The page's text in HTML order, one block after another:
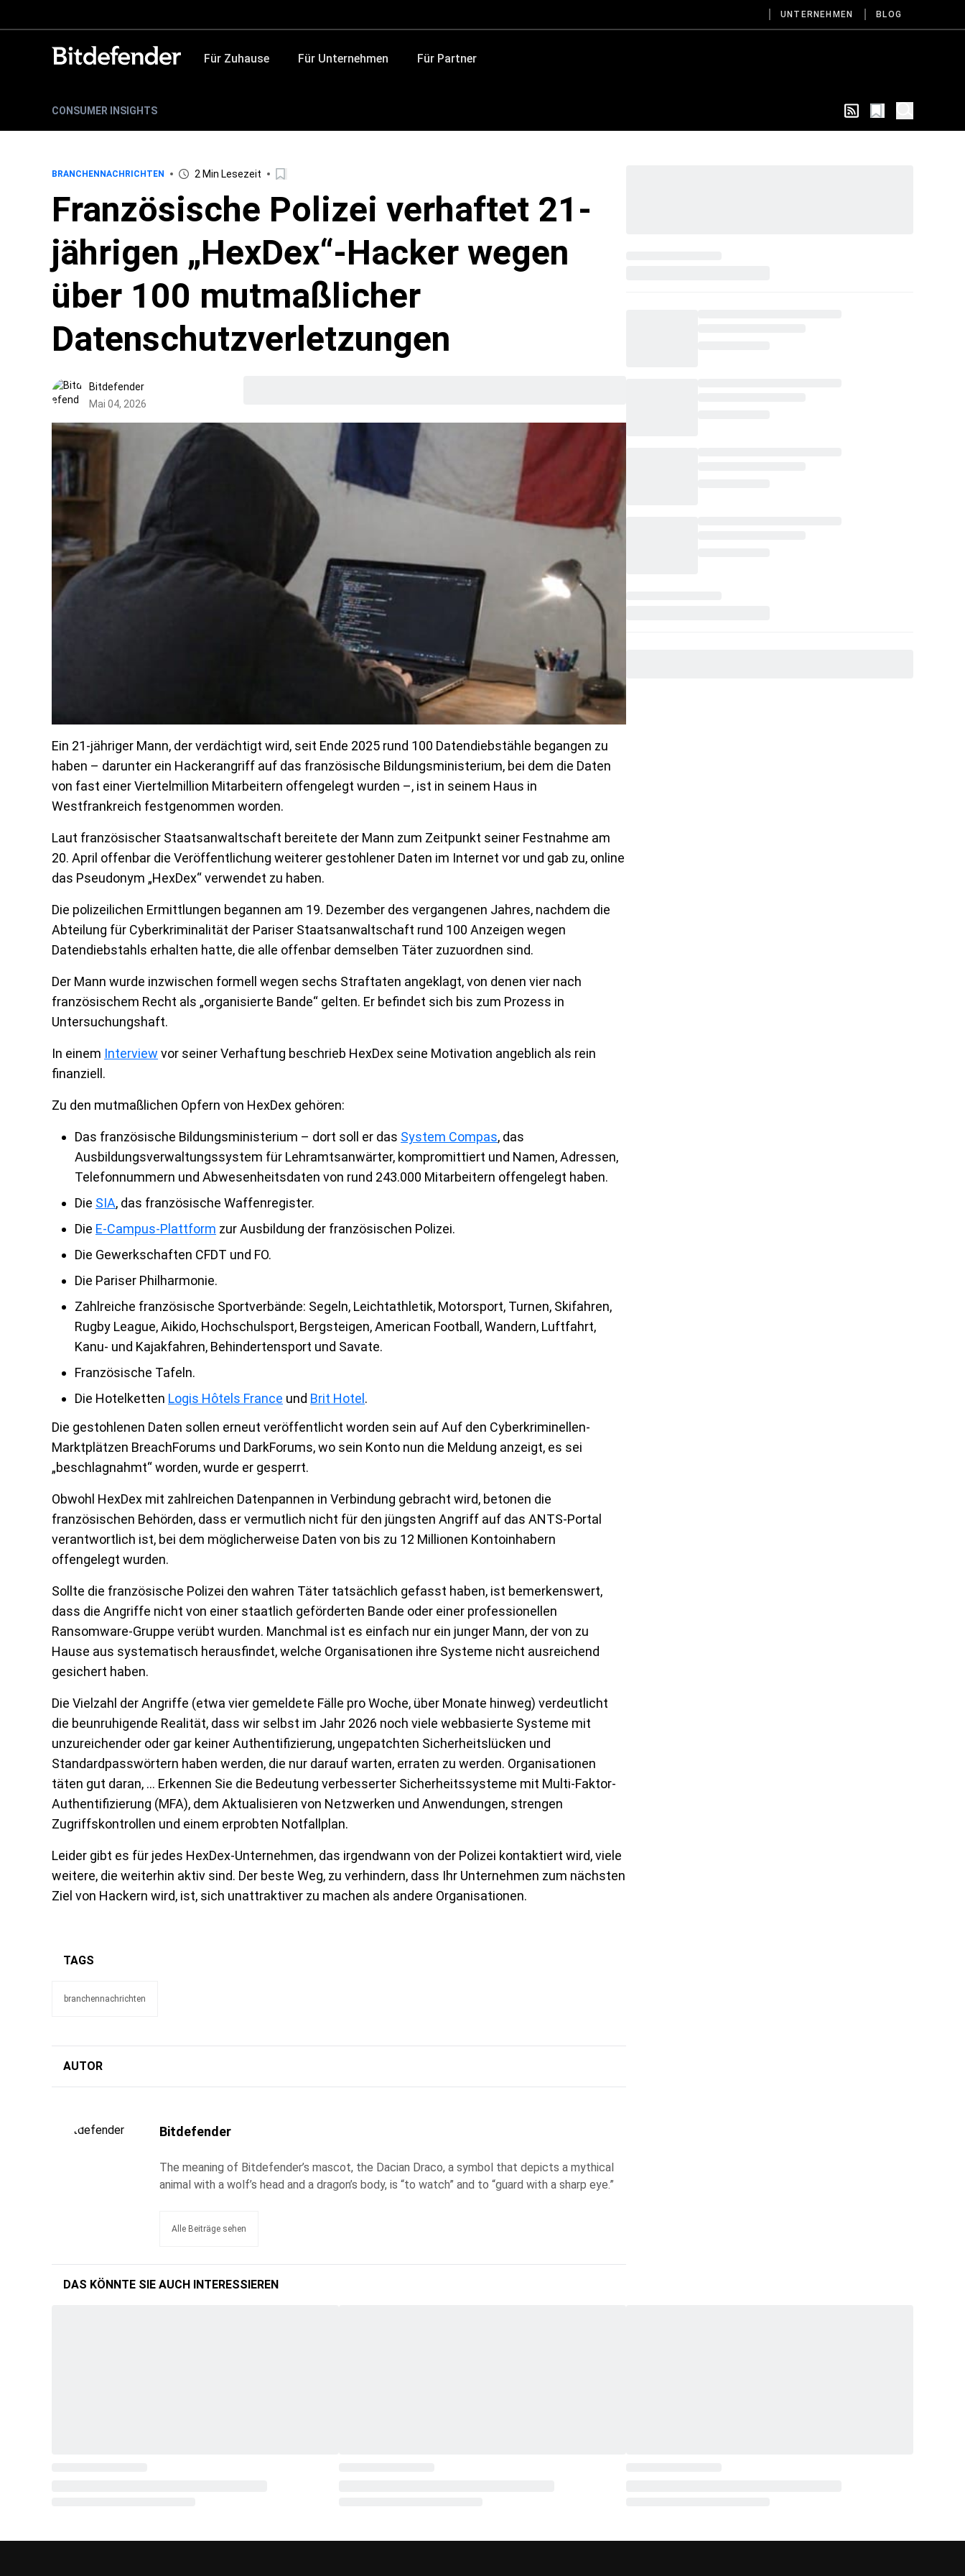
UNTERNEHMEN BLOG
Für Zuhause Für Unternehmen Für Partner
CONSUMER INSIGHTS
BRANCHENNACHRICHTEN 2 Min Lesezeit
Französische Polizei verhaftet 21-
jährigen „HexDex“-Hacker wegen
über 100 mutmaßlicher
Datenschutzverletzungen
Bitdefender
Mai 04, 2026
Ein 21-jähriger Mann, der verdächtigt wird, seit Ende 2025 rund 100 Datendiebstähle begangen zu
haben – darunter ein Hackerangriff auf das französische Bildungsministerium, bei dem die Daten
von fast einer Viertelmillion Mitarbeitern offengelegt wurden –, ist in seinem Haus in
Westfrankreich festgenommen worden.
Laut französischer Staatsanwaltschaft bereitete der Mann zum Zeitpunkt seiner Festnahme am
20. April offenbar die Veröffentlichung weiterer gestohlener Daten im Internet vor und gab zu, online
das Pseudonym „HexDex“ verwendet zu haben.
Die polizeilichen Ermittlungen begannen am 19. Dezember des vergangenen Jahres, nachdem die
Abteilung für Cyberkriminalität der Pariser Staatsanwaltschaft rund 100 Anzeigen wegen
Datendiebstahls erhalten hatte, die alle offenbar demselben Täter zuzuordnen sind.
Der Mann wurde inzwischen formell wegen sechs Straftaten angeklagt, von denen vier nach
französischem Recht als „organisierte Bande“ gelten. Er befindet sich bis zum Prozess in
Untersuchungshaft.
In einem Interview vor seiner Verhaftung beschrieb HexDex seine Motivation angeblich als rein
finanziell.
Zu den mutmaßlichen Opfern von HexDex gehören:
Das französische Bildungsministerium – dort soll er das System Compas, das
Ausbildungsverwaltungssystem für Lehramtsanwärter, kompromittiert und Namen, Adressen,
Telefonnummern und Abwesenheitsdaten von rund 243.000 Mitarbeitern offengelegt haben.
Die SIA, das französische Waffenregister.
Die E-Campus-Plattform zur Ausbildung der französischen Polizei.
Die Gewerkschaften CFDT und FO.
Die Pariser Philharmonie.
Zahlreiche französische Sportverbände: Segeln, Leichtathletik, Motorsport, Turnen, Skifahren,
Rugby League, Aikido, Hochschulsport, Bergsteigen, American Football, Wandern, Luftfahrt,
Kanu- und Kajakfahren, Behindertensport und Savate.
Französische Tafeln.
Die Hotelketten Logis Hôtels France und Brit Hotel .
Die gestohlenen Daten sollen erneut veröffentlicht worden sein auf Auf den Cyberkriminellen-
Marktplätzen BreachForums und DarkForums, wo sein Konto nun die Meldung anzeigt, es sei
„beschlagnahmt“ worden, wurde er gesperrt.
Obwohl HexDex mit zahlreichen Datenpannen in Verbindung gebracht wird, betonen die
französischen Behörden, dass er vermutlich nicht für den jüngsten Angriff auf das ANTS-Portal
verantwortlich ist, bei dem möglicherweise Daten von bis zu 12 Millionen Kontoinhabern
offengelegt wurden.
Sollte die französische Polizei den wahren Täter tatsächlich gefasst haben, ist bemerkenswert,
dass die Angriffe nicht von einer staatlich geförderten Bande oder einer professionellen
Ransomware-Gruppe verübt wurden. Manchmal ist es einfach nur ein junger Mann, der von zu
Hause aus systematisch herausfindet, welche Organisationen ihre Systeme nicht ausreichend
gesichert haben.
Die Vielzahl der Angriffe (etwa vier gemeldete Fälle pro Woche, über Monate hinweg) verdeutlicht
die beunruhigende Realität, dass wir selbst im Jahr 2026 noch viele webbasierte Systeme mit
unzureichender oder gar keiner Authentifizierung, ungepatchten Sicherheitslücken und
Standardpasswörtern haben werden, die nur darauf warten, erraten zu werden. Organisationen
täten gut daran, … Erkennen Sie die Bedeutung verbesserter Sicherheitssysteme mit Multi-Faktor-
Authentifizierung (MFA), dem Aktualisieren von Netzwerken und Anwendungen, strengen
Zugriffskontrollen und einem erprobten Notfallplan.
Leider gibt es für jedes HexDex-Unternehmen, das irgendwann von der Polizei kontaktiert wird, viele
weitere, die weiterhin aktiv sind. Der beste Weg, zu verhindern, dass Ihr Unternehmen zum nächsten
Ziel von Hackern wird, ist, sich unattraktiver zu machen als andere Organisationen.
TAGS
branchennachrichten
AUTOR
Bitdefender
The meaning of Bitdefender’s mascot, the Dacian Draco, a symbol that depicts a mythical
animal with a wolf’s head and a dragon’s body, is “to watch” and to “guard with a sharp eye.”
Alle Beiträge sehen
DAS KÖNNTE SIE AUCH INTERESSIEREN